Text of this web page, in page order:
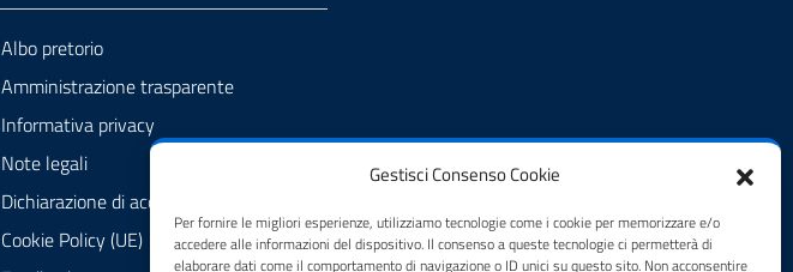
Gestisci Consenso Cookie
Per fornire le migliori esperienze, utilizziamo tecnologie come i cookie per memorizzare e/o
accedere alle informazioni del dispositivo. Il consenso a queste tecnologie ci permetterà di
elaborare dati come il comportamento di navigazione o ID unici su questo sito. Non acconsentire
Albo pretorio
Amministrazione trasparente
Informativa privacy
Note legali
Dichiarazione di accessibilità
Cookie Policy (UE)